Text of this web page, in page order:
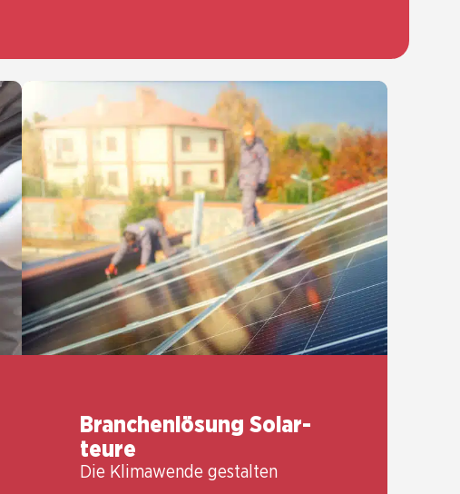
Bran­chen­lö­sung Solar­
teu­re
Die Kli­ma­wen­de gestal­ten